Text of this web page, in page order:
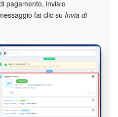
pagamento, invialo
fai clic su Invia di